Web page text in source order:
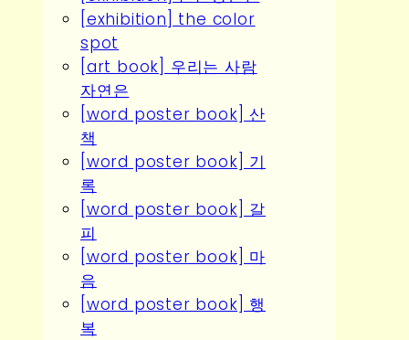
[exhibition] the color
spot
[art book] 우리는 사람
자연은
[word poster book] 산
책
[word poster book] 기
록
[word poster book] 갈
피
[word poster book] 마
음
[word poster book] 행
복